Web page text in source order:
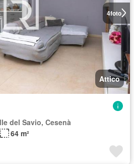
4foto
Attico
del Savio, Cesenà
64 m²